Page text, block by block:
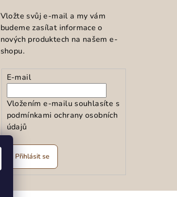
Vložte svůj e-mail a my vám
budeme zasílat informace o
nových produktech na našem e-
shopu.
E-mail
Vložením e-mailu souhlasíte s
podmínkami ochrany osobních
údajů
Přihlásit se